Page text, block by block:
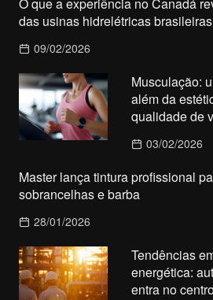
O que a experiência no Canadá
das usinas hidrelétricas brasileiras
09/02/2026
Musculação:
além da
qualidade de
03/02/2026
Master lança tintura profissional
sobrancelhas e barba
28/01/2026
Tendências
energética:
entra no